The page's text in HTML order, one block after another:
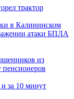
трактор
в Калининском
атаки БПЛА
из
пенсионеров
за 10 минут